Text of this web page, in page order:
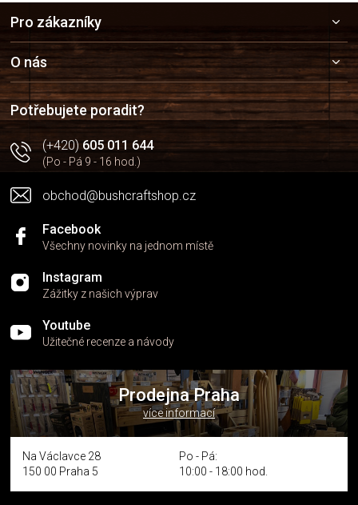
a
t
í
Pro zákazníky
O nás
Potřebujete poradit?
(+420)605 011 644
(Po - Pá 9 - 16 hod.)
obchod@bushcraftshop.cz
Facebook
Všechny novinky na jednom místě
Instagram
Zážitky z našich výprav
Youtube
Užitečné recenze a návody
Prodejna Praha
více informací
Na Václavce 28
150 00 Praha 5
Po - Pá:
10:00 - 18:00 hod.